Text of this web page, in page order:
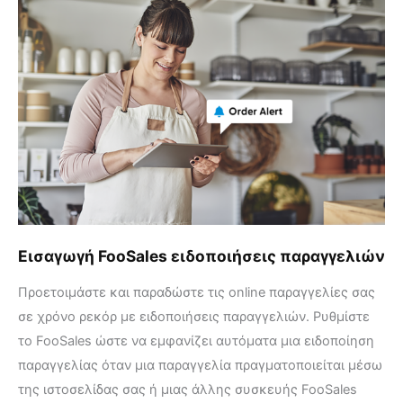
Εισαγωγή FooSales ειδοποιήσεις παραγγελιών
Προετοιμάστε και παραδώστε τις online παραγγελίες σας
σε χρόνο ρεκόρ με ειδοποιήσεις παραγγελιών. Ρυθμίστε
το FooSales ώστε να εμφανίζει αυτόματα μια ειδοποίηση
παραγγελίας όταν μια παραγγελία πραγματοποιείται μέσω
της ιστοσελίδας σας ή μιας άλλης συσκευής FooSales
FooSales
ειδοποιήσεις
παραγγελιών